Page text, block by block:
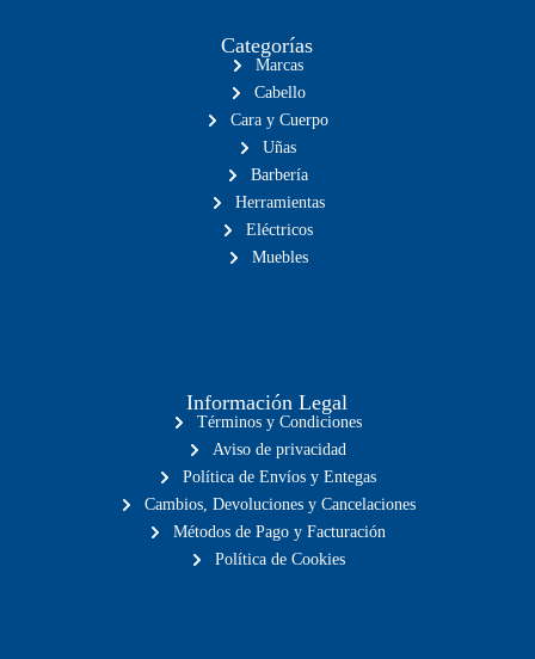
Categorías
Marcas
Cabello
Cara y Cuerpo
Uñas
Barbería
Herramientas
Eléctricos
Muebles
Información Legal
Términos y Condiciones
Aviso de privacidad
Política de Envíos y Entegas
Cambios, Devoluciones y Cancelaciones
Métodos de Pago y Facturación
Política de Cookies